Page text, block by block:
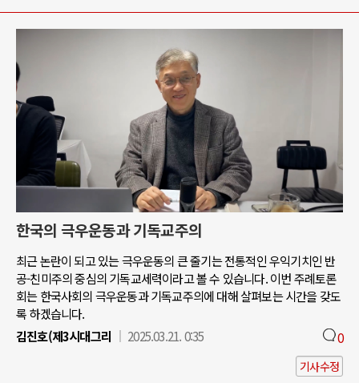
한국의 극우운동과 기독교주의
최근 논란이 되고 있는 극우운동의 큰 줄기는 전통적인 우익기치인 반
공-친미주의 중심의 기독교세력이라고 볼 수 있습니다. 이번 주례토론
회는 한국사회의 극우운동과 기독교주의에 대해 살펴보는 시간을 갖도
록 하겠습니다.
김진호(제3시대그리
2025.03.21. 0:35 0
기사수정